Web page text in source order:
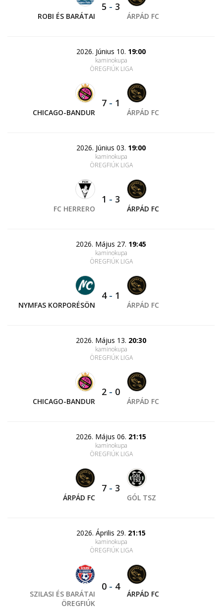
ROBI ÉS BARÁTAI
5 - 3
ÁRPÁD FC
2026. Június 10. 19:00
kaminokupa
ÖREGFIÚK LIGA
CHICAGO-BANDUR
7 - 1
ÁRPÁD FC
2026. Június 03. 19:00
kaminokupa
ÖREGFIÚK LIGA
FC HERRERO
1 - 3
ÁRPÁD FC
2026. Május 27. 19:45
kaminokupa
ÖREGFIÚK LIGA
NYMFAS KORPORÉSÖN
4- 1
ÁRPÁD FC
2026. Május 13. 20:30
kaminokupa
ÖREGFIÚK LIGA
CHICAGO-BANDUR
2 - 0
ÁRPÁD FC
2026. Május 06. 21:15
kaminokupa
ÖREGFIÚK LIGA
ÁRPÁD FC
7 - 3
GÓL TSZ
2026. Április 29. 21:15
kaminokupa
ÖREGFIÚK LIGA
SZILASI ÉS BARÁTAI
ÖREGFIÚK
0 - 4
ÁRPÁD FC